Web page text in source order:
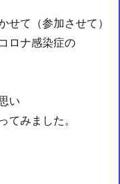
せて（参加させて）
ロナ感染症の
い
てみました。